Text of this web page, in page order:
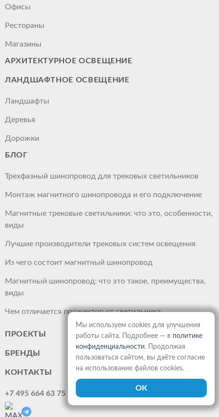
Офисы
Рестораны
Магазины
АРХИТЕКТУРНОЕ ОСВЕЩЕНИЕ
ЛАНДШАФТНОЕ ОСВЕЩЕНИЕ
Ландшафты
Деревья
Дорожки
БЛОГ
Трехфазный шинопровод для трековых светильников
Монтаж магнитного шинопровода и его подключение
Магнитные трековые светильники: что это, особенности,
виды
Лучшие производители трековых систем освещения
Из чего состоит магнитный шинопровод
Магнитный шинопровод: что это такое, преимущества,
виды
Чем отличается прожектор от светильника
ПРОЕКТЫ
БРЕНДЫ
КОНТАКТЫ
+7 495 664 63 75
Мы используем cookies для улучшения
работы сайта. Подробнее — в политике
конфиденциальности. Продолжая
пользоваться сайтом, вы даёте согласие
на использование файлов cookies.